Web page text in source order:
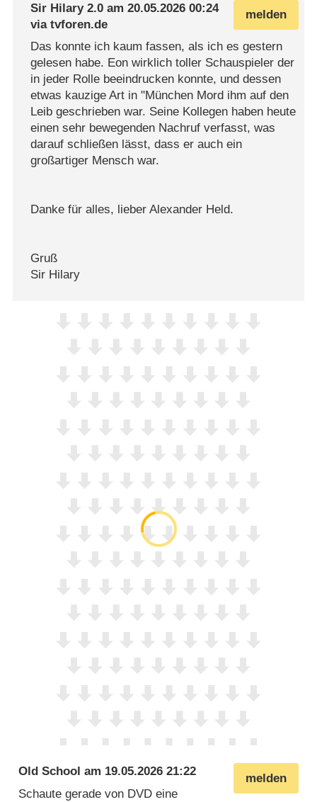
melden
Sir Hilary 2.0 am20.05.2026 00:24
viatvforen.de
Das konnte ich kaum fassen, als ich es gestern
gelesen habe. Eon wirklich toller Schauspieler der
in jeder Rolle beeindrucken konnte, und dessen
etwas kauzige Art in "München Mord ihm auf den
Leib geschrieben war. Seine Kollegen haben heute
einen sehr bewegenden Nachruf verfasst, was
darauf schließen lässt, dass er auch ein
großartiger Mensch war.
Danke für alles, lieber Alexander Held.
Gruß
Sir Hilary
melden
Old School am 19.05.2026 21:22
Schaute gerade von DVD eine